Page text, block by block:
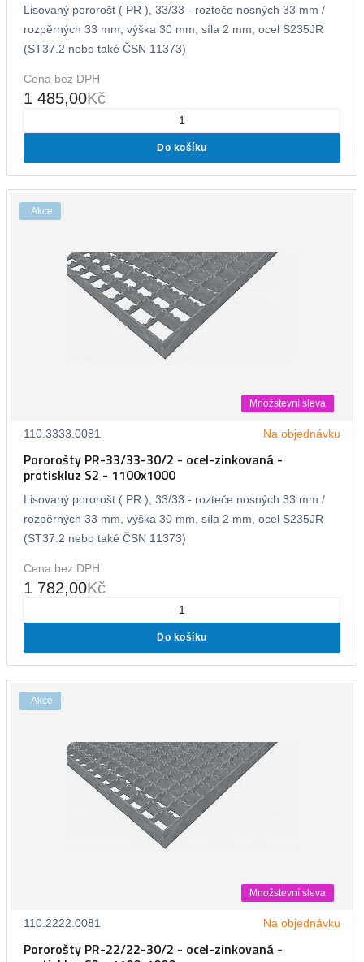
Lisovaný pororošt ( PR ), 33/33 - rozteče nosných 33 mm /
rozpěrných 33 mm, výška 30 mm, síla 2 mm, ocel S235JR
(ST37.2 nebo také ČSN 11373)
Cena bez DPH
1 485,00Kč
Do košíku
Akce
Množstevní sleva
110.3333.0081 Na objednávku
Pororošty PR-33/33-30/2 - ocel-zinkovaná -
protiskluz S2 - 1100x1000
Lisovaný pororošt ( PR ), 33/33 - rozteče nosných 33 mm /
rozpěrných 33 mm, výška 30 mm, síla 2 mm, ocel S235JR
(ST37.2 nebo také ČSN 11373)
Cena bez DPH
1 782,00Kč
Do košíku
Akce
Množstevní sleva
110.2222.0081 Na objednávku
Pororošty PR-22/22-30/2 - ocel-zinkovaná -